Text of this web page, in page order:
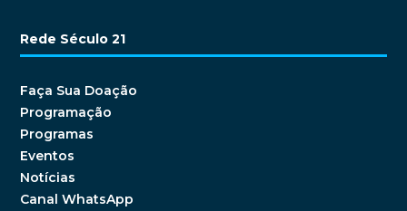
Rede Século 21
Faça Sua Doação
Programação
Programas
Eventos
Notícias
Canal WhatsApp